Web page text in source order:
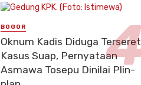
BOGOR
Oknum Kadis Diduga Terseret
Kasus Suap, Pernyataan
Asmawa Tosepu Dinilai Plin-